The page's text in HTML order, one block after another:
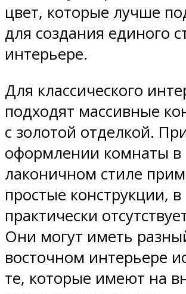
цвет, которые лучше
для создания единого
интерьере.
Для классического
подходят массивные
с золотой отделкой.
оформлении комнаты в
лаконичном стиле
простые конструкции,
практически
Они могут иметь
восточном интерьере
те, которые имеют на